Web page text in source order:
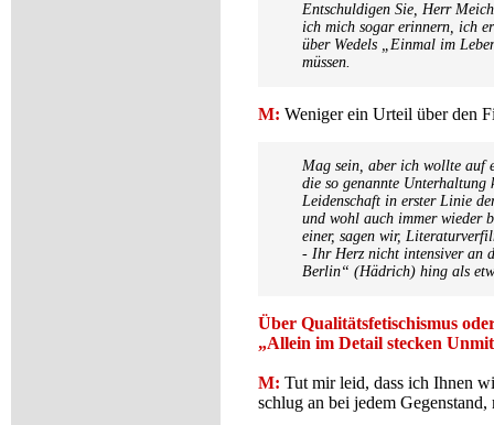
Entschuldigen Sie, Herr
ich mich sogar erinnern, ich
über Wedels „Einmal im
müssen.
M: Weniger ein Urteil über den
Mag sein, aber ich wollte auf
die so genannte Unterhaltung
Leidenschaft in erster Linie
und wohl auch immer wieder
einer, sagen wir,
- Ihr Herz nicht intensiver an
Berlin“ (Hädrich) hing als
Über Qualitätsfetischismus
„Allein im Detail stecken
M: Tut mir leid, dass ich Ihnen
schlug an bei jedem